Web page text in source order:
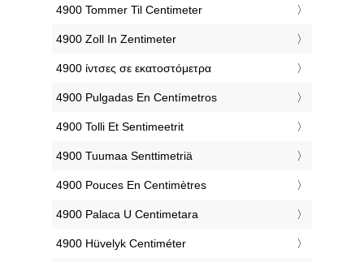
‎4900 Tommer Til Centimeter
‎4900 Zoll In Zentimeter
‎4900 ίντσες σε εκατοστόμετρα
‎4900 Pulgadas En Centímetros
‎4900 Tolli Et Sentimeetrit
‎4900 Tuumaa Senttimetriä
‎4900 Pouces En Centimètres
‎4900 Palaca U Centimetara
‎4900 Hüvelyk Centiméter